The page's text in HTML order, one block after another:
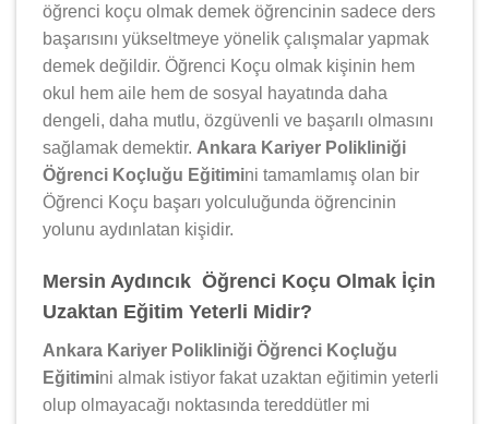
öğrenci koçu olmak demek öğrencinin sadece ders
başarısını yükseltmeye yönelik çalışmalar yapmak
demek değildir. Öğrenci Koçu olmak kişinin hem
okul hem aile hem de sosyal hayatında daha
dengeli, daha mutlu, özgüvenli ve başarılı olmasını
sağlamak demektir. Ankara Kariyer Polikliniği
Öğrenci Koçluğu Eğitimini tamamlamış olan bir
Öğrenci Koçu başarı yolculuğunda öğrencinin
yolunu aydınlatan kişidir.
Mersin Aydıncık Öğrenci Koçu Olmak İçin
Uzaktan Eğitim Yeterli Midir?
Ankara Kariyer Polikliniği Öğrenci Koçluğu
Eğitimini almak istiyor fakat uzaktan eğitimin yeterli
olup olmayacağı noktasında tereddütler mi